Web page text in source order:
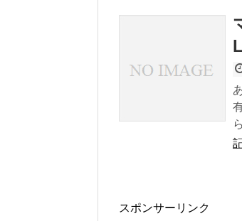
スポンサーリンク